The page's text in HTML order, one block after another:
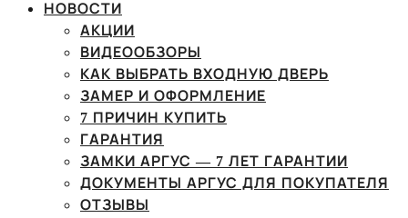
НОВОСТИ
АКЦИИ
ВИДЕООБЗОРЫ
КАК ВЫБРАТЬ ВХОДНУЮ ДВЕРЬ
ЗАМЕР И ОФОРМЛЕНИЕ
7 ПРИЧИН КУПИТЬ
ГАРАНТИЯ
ЗАМКИ АРГУС — 7 ЛЕТ ГАРАНТИИ
ДОКУМЕНТЫ АРГУС ДЛЯ ПОКУПАТЕЛЯ
ОТЗЫВЫ